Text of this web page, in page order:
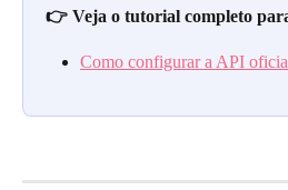
👉 Veja o tutorial completo
Como configurar a API